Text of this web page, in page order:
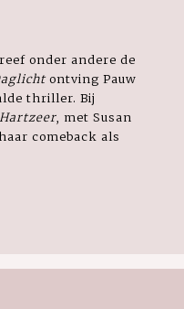
onder andere de
ontving Pauw
thriller. Bij
, met Susan
comeback als